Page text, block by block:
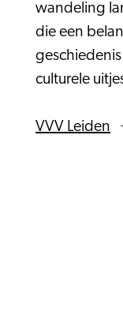
wandeling
die een
culturele
VVV Leiden